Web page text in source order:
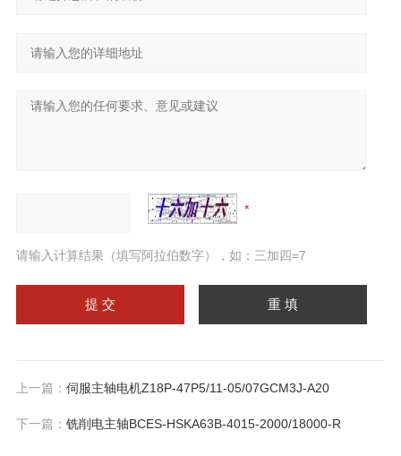
请输入计算结果（填写阿拉伯数字），如：三加四=7
上一篇： 伺服主轴电机Z18P-47P5/11-05/07GCM3J-A20
下一篇： 铣削电主轴BCES-HSKA63B-4015-2000/18000-R